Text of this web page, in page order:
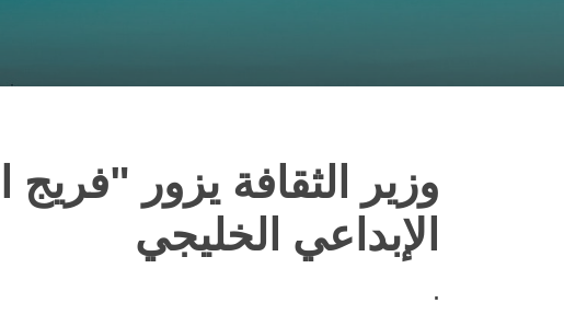
وزير الثقافة يزور
الإبداعي الخليجي
.